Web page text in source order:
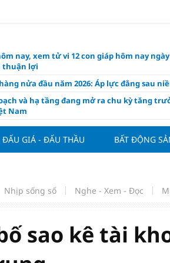
nay, xem tử vi 12 con giáp hôm nay
thuận lợi
nửa đầu năm 2026: Áp lực đằng sau
và hạ tầng đang mở ra chu kỳ tăng
Nam
giảm 30% thuế cho hộ, cá nhân kinh
tỷ đồng
hôm nay 7/8: Thị trường lặng sóng
trẻ quốc tế xem Phú Quốc là “thiên
vụ Rodri mở đường cho Man Utd sở hữu
thức đối với tham vọng công nghệ của
ĐẤU GIÁ - ĐẤU THẦU BẤT ĐỘNG
Nhịp sống số Nghe - Xem - Đọc
sao kê tài